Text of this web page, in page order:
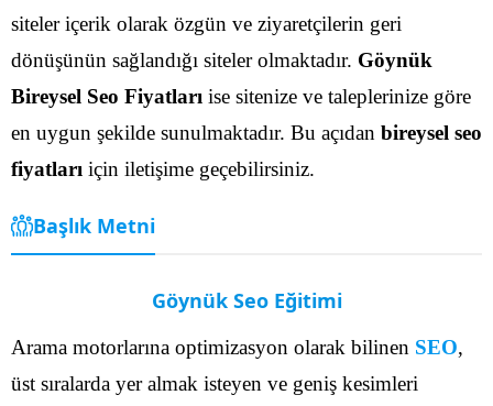
siteler içerik olarak özgün ve ziyaretçilerin geri
dönüşünün sağlandığı siteler olmaktadır. Göynük
Bireysel Seo Fiyatları ise sitenize ve taleplerinize göre
en uygun şekilde sunulmaktadır. Bu açıdan bireysel seo
fiyatları için iletişime geçebilirsiniz.
Başlık Metni
Göynük Seo Eğitimi
Arama motorlarına optimizasyon olarak bilinen SEO,
üst sıralarda yer almak isteyen ve geniş kesimleri